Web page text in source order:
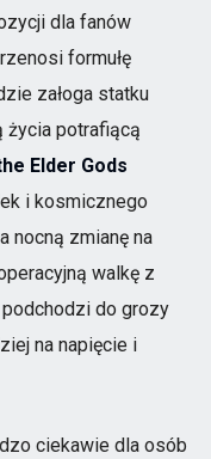
dla fanów
formułę
załoga statku
życia potrafiącą
Elder Gods
i kosmicznego
nocną zmianę na
walkę z
do grozy
na napięcie i
ciekawie dla osób